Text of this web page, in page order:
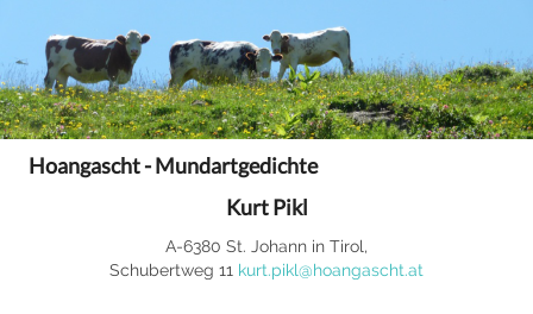
Hoangascht - Mundartgedichte
Kurt Pikl
A-6380 St. Johann in Tirol,
Schubertweg 11 kurt.pikl@hoangascht.at